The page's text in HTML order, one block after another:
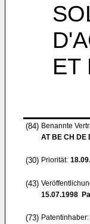
ET
(84) Benannte
AT BE CH DE
(30) Priorität:
(43)
15.07.1998
(73) Patentinhaber: